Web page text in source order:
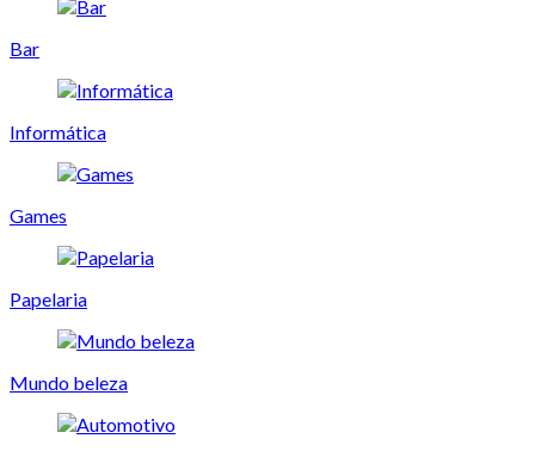
Bar
Informática
Games
Papelaria
Mundo beleza